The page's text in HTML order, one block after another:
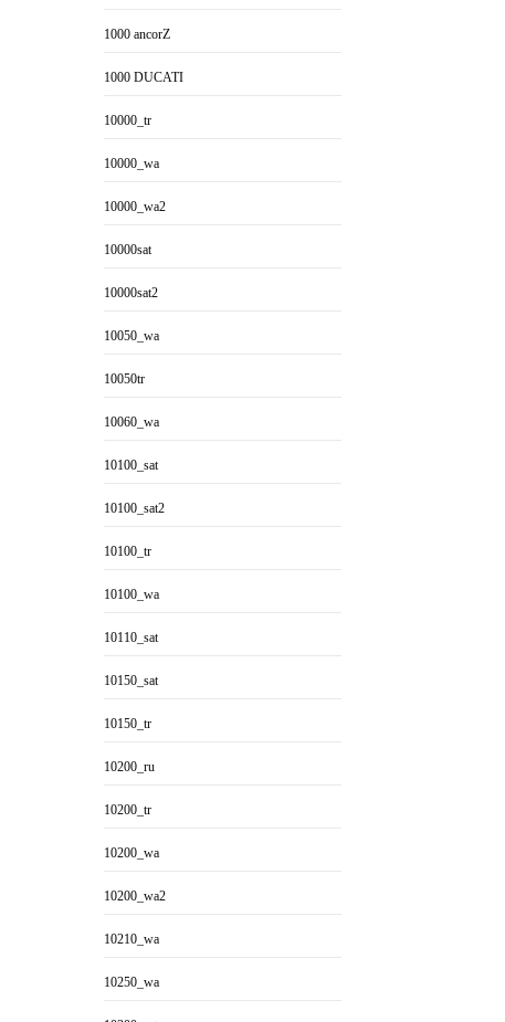
1000 ancorZ
1000 DUCATI
10000_tr
10000_wa
10000_wa2
10000sat
10000sat2
10050_wa
10050tr
10060_wa
10100_sat
10100_sat2
10100_tr
10100_wa
10110_sat
10150_sat
10150_tr
10200_ru
10200_tr
10200_wa
10200_wa2
10210_wa
10250_wa